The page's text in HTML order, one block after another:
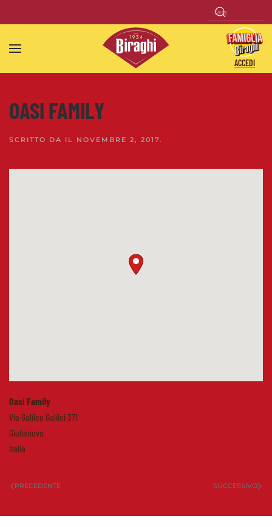
Skip to main content
ACCEDI
OASI FAMILY
SCRITTO DA IL NOVEMBRE 2, 2017.
Oasi Family
Via Galileo Galilei 371
Giulianova
Italia
PRECEDENTE SUCCESSIVO